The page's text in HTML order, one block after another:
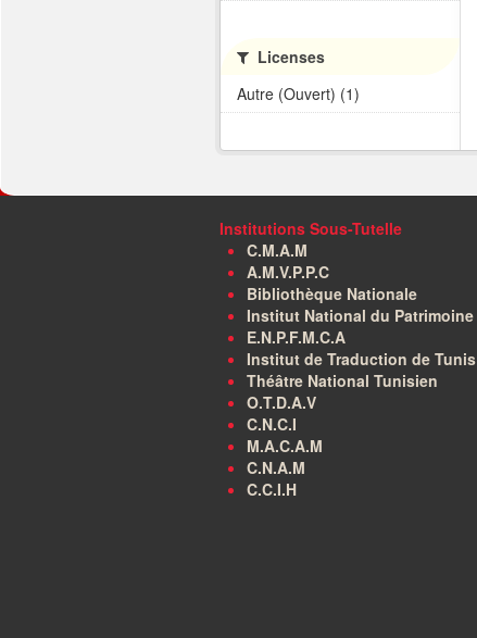
Licenses
Autre (Ouvert) (1)
Institutions Sous-Tutelle
C.M.A.M
A.M.V.P.P.C
Bibliothèque Nationale
Institut National du Patrimoine
E.N.P.F.M.C.A
Institut de Traduction de Tunis
Théâtre National Tunisien
O.T.D.A.V
C.N.C.I
M.A.C.A.M
C.N.A.M
C.C.I.H